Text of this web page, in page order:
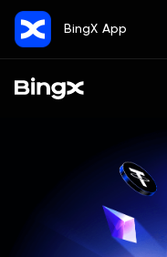
BingX App